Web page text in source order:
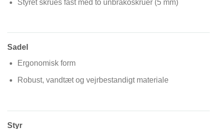
Styret skrues fast med to unbrakoskruer (5 mm)
Sadel
Ergonomisk form
Robust, vandtæt og vejrbestandigt materiale
Styr